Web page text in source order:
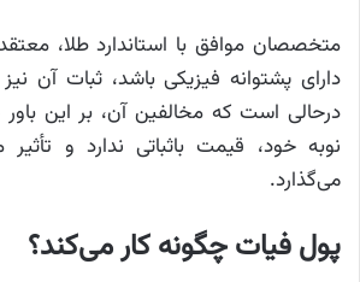
متخصصان موافق با استاندارد طلا،
دارای پشتوانه فیزیکی باشد، ثبات آن
درحالی است که مخالفین آن، بر این باور
نوبه خود، قیمت باثباتی ندارد و
می‌گذارد.
پول فیات چگونه کار می‌کند؟